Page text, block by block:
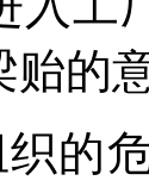
贻的
织的